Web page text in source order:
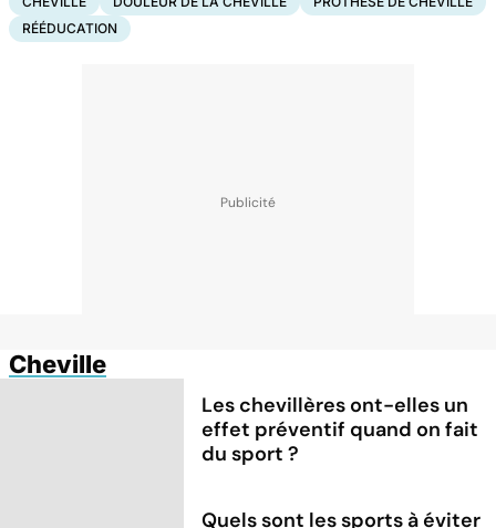
RÉÉDUCATION
Cheville
Les chevillères ont-elles un
effet préventif quand on fait
du sport ?
Quels sont les sports à éviter